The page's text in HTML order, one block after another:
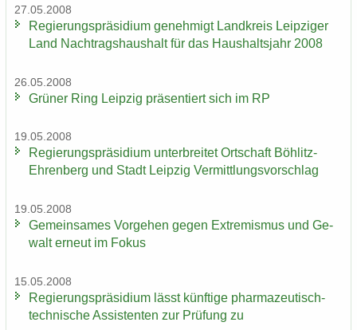
27.05.2008
Re­gie­rungs­prä­si­di­um ge­neh­migt Land­kreis Leip­zi­ger
Land Nach­trags­haus­halt für das Haus­halts­jahr 2008
26.05.2008
Grü­ner Ring Leip­zig prä­sen­tiert sich im RP
19.05.2008
Re­gie­rungs­prä­si­di­um un­ter­brei­tet Ort­schaft Böhlitz-​
Ehrenberg und Stadt Leip­zig Ver­mitt­lungs­vor­schlag
19.05.2008
Ge­mein­sa­mes Vor­ge­hen gegen Ex­tre­mis­mus und Ge­
walt er­neut im Fokus
15.05.2008
Re­gie­rungs­prä­si­di­um lässt künf­ti­ge pharmazeutisch-​
technische As­sis­ten­ten zur Prü­fung zu